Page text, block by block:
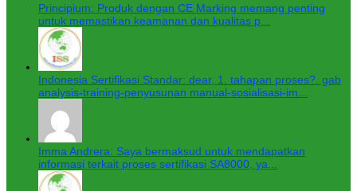
Principium: Produk dengan CE Marking memang penting
untuk memastikan keamanan dan kualitas p...
Indonesia Sertifikasi Standar: dear, 1. tahapan proses?. gab
analysis-training-penyusunan manual-sosialisasi-im...
Imma Andrera: Saya bermaksud untuk mendapatkan
informasi terkait proses sertifikasi SA8000, ya...